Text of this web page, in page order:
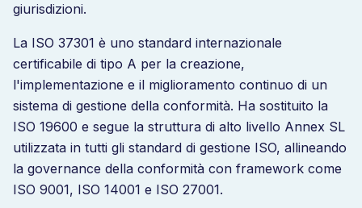
giurisdizioni.
La ISO 37301 è uno standard internazionale
certificabile di tipo A per la creazione,
l'implementazione e il miglioramento continuo di un
sistema di gestione della conformità. Ha sostituito la
ISO 19600 e segue la struttura di alto livello Annex SL
utilizzata in tutti gli standard di gestione ISO, allineando
la governance della conformità con framework come
ISO 9001, ISO 14001 e ISO 27001.